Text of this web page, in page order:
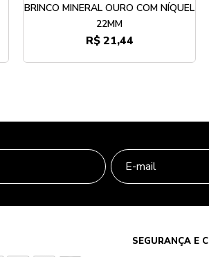
BRINCO MINERAL OURO COM NÍQUEL
22MM
R$ 21,44
SEGURANÇA E